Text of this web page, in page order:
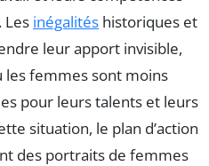
Les inégalités historiques et
leur apport invisible,
les femmes sont moins
pour leurs talents et leurs
situation, le plan d’action
des portraits de femmes